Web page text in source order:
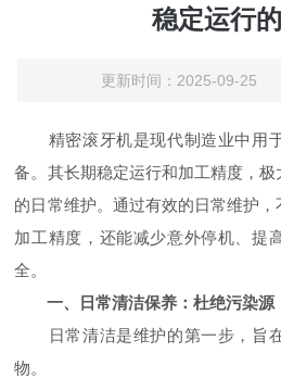
稳定运行
更新时间：2025-09-25
精密滚牙机是现代制造业中用
备。其长期稳定运行和加工精度，
的日常维护。通过有效的日常维护
加工精度，还能减少意外停机、提
全。
一、日常清洁保养：杜绝污染源
日常清洁是维护的第一步，旨
物。